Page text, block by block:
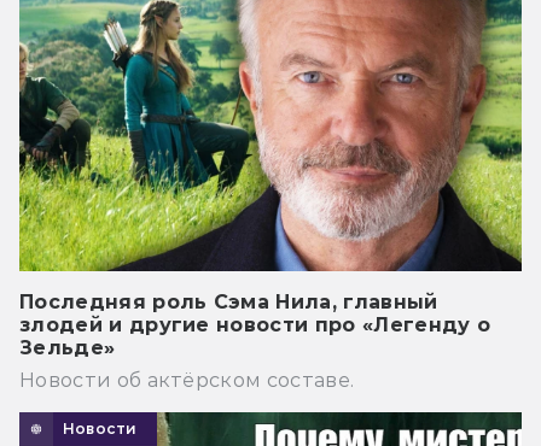
Последняя роль Сэма Нила, главный
злодей и другие новости про «Легенду о
Зельде»
Новости об актёрском составе.
Новости